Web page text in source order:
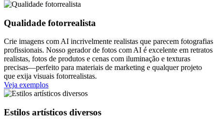
Qualidade fotorrealista
Crie imagens com AI incrivelmente realistas que parecem fotografias
profissionais. Nosso gerador de fotos com AI é excelente em retratos
realistas, fotos de produtos e cenas com iluminação e texturas
precisas—perfeito para materiais de marketing e qualquer projeto
que exija visuais fotorrealistas.
Veja exemplos
Estilos artísticos diversos